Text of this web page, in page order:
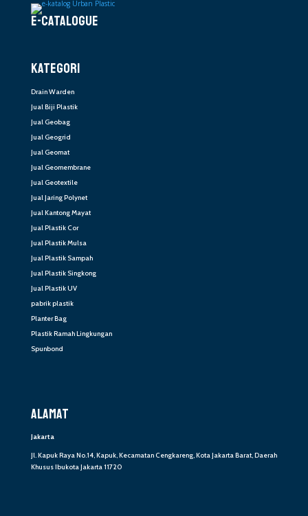
E-CATALOGUE
KATEGORI
Drain Warden
Jual Biji Plastik
Jual Geobag
Jual Geogrid
Jual Geomat
Jual Geomembrane
Jual Geotextile
Jual Jaring Polynet
Jual Kantong Mayat
Jual Plastik Cor
Jual Plastik Mulsa
Jual Plastik Sampah
Jual Plastik Singkong
Jual Plastik UV
pabrik plastik
Planter Bag
Plastik Ramah Lingkungan
Spunbond
ALAMAT
Jakarta
Jl. Kapuk Raya No.14, Kapuk, Kecamatan Cengkareng, Kota Jakarta Barat, Daerah
Khusus Ibukota Jakarta 11720